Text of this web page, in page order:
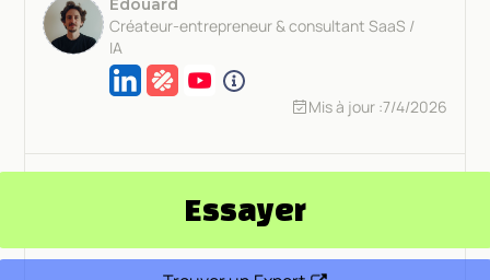
Edouard
Créateur-entrepreneur & consultant SaaS /
IA
Mis à jour :7/4/2026
Essayer